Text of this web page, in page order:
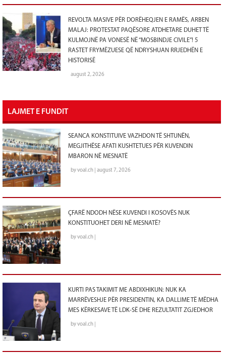
REVOLTA MASIVE PËR DORËHEQJEN E RAMËS, ARBEN
MALAJ: PROTESTAT PAQËSORE ATDHETARE DUHET TË
KULMOJNË PA VONESË NË “MOSBINDJE CIVILE”! 5
RASTET FRYMËZUESE QË NDRYSHUAN RRJEDHËN E
HISTORISË
august 2, 2026
LAJMET E FUNDIT
SEANCA KONSTITUIVE VAZHDON TË SHTUNËN,
MEGJITHËSE AFATI KUSHTETUES PËR KUVENDIN
MBARON NË MESNATË
by voal.ch | august 7, 2026
ÇFARË NDODH NËSE KUVENDI I KOSOVËS NUK
KONSTITUOHET DERI NË MESNATË?
by voal.ch |
KURTI PAS TAKIMIT ME ABDIXHIKUN: NUK KA
MARRËVESHJE PËR PRESIDENTIN, KA DALLIME TË MËDHA
MES KËRKESAVE TË LDK-SË DHE REZULTATIT ZGJEDHOR
by voal.ch |